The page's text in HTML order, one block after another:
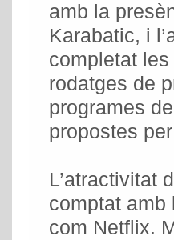
amb la
Karabatic, i
completat
rodatges de
programes
propostes
L’atractivitat
comptat amb
com Netflix.